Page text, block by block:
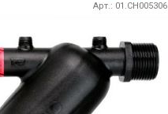
Арт.: 01.CH005306